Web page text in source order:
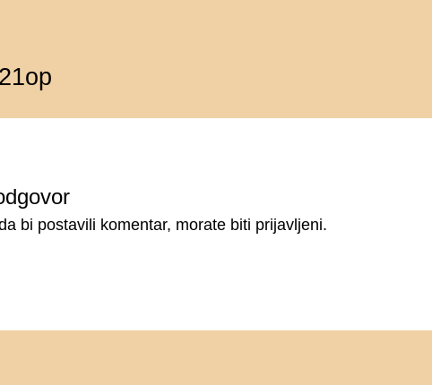
bi postavili komentar, morate biti prijavljeni.